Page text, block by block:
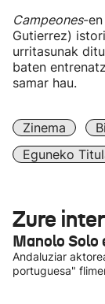
Campeones-
Gutierrez)
urritasunak
baten
samar hau.
Zinema
Eguneko
Zure
Manolo Solo
Andaluziar
portuguesa"